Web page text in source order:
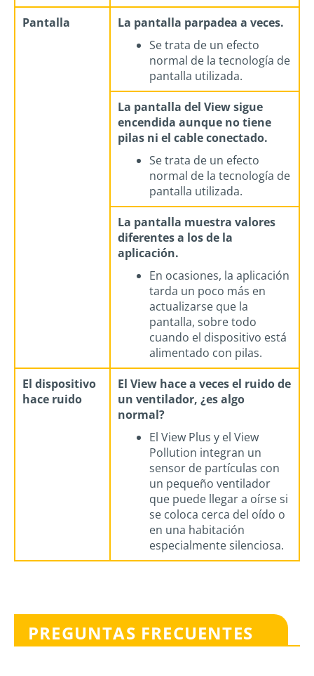
Pantalla
La pantalla parpadea a veces.
Se trata de un efecto
normal de la tecnología de
pantalla utilizada.
La pantalla del View sigue
encendida aunque no tiene
pilas ni el cable conectado.
Se trata de un efecto
normal de la tecnología de
pantalla utilizada.
La pantalla muestra valores
diferentes a los de la
aplicación.
En ocasiones, la aplicación
tarda un poco más en
actualizarse que la
pantalla, sobre todo
cuando el dispositivo está
alimentado con pilas.
El dispositivo
hace ruido
El View hace a veces el ruido de
un ventilador, ¿es algo
normal?
El View Plus y el View
Pollution integran un
sensor de partículas con
un pequeño ventilador
que puede llegar a oírse si
se coloca cerca del oído o
en una habitación
especialmente silenciosa.
PREGUNTAS FRECUENTES